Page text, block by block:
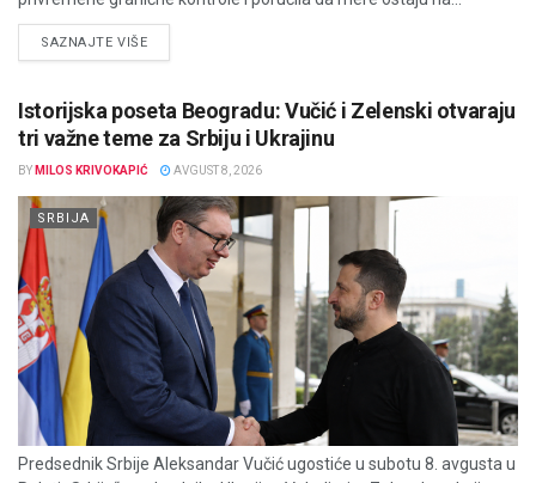
SAZNAJTE VIŠEDETAILS
Istorijska poseta Beogradu: Vučić i Zelenski otvaraju
tri važne teme za Srbiju i Ukrajinu
BY MILOS KRIVOKAPIĆ AVGUST 8, 2026
SRBIJA
Predsednik Srbije Aleksandar Vučić ugostiće u subotu 8. avgusta u